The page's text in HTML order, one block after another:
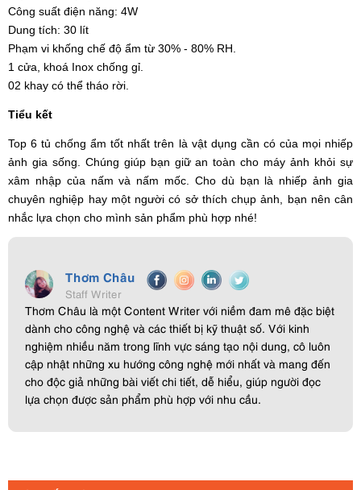
Công suất điện năng: 4W
Dung tích: 30 lít
Phạm vi khống chế độ ẩm từ 30% - 80% RH.
1 cửa, khoá Inox chống gỉ.
02 khay có thể tháo rời.
Tiểu kết
Top 6 tủ chống ẩm tốt nhất trên là vật dụng cần có của mọi nhiếp
ảnh gia sống. Chúng giúp bạn giữ an toàn cho máy ảnh khỏi sự
xâm nhập của nấm và nấm mốc. Cho dù bạn là nhiếp ảnh gia
chuyên nghiệp hay một người có sở thích chụp ảnh, bạn nên cân
nhắc lựa chọn cho mình sản phẩm phù hợp nhé!
Thơm Châu
Staff Writer
Thơm Châu là một Content Writer với niềm đam mê đặc biệt
dành cho công nghệ và các thiết bị kỹ thuật số. Với kinh
nghiệm nhiều năm trong lĩnh vực sáng tạo nội dung, cô luôn
cập nhật những xu hướng công nghệ mới nhất và mang đến
cho độc giả những bài viết chi tiết, dễ hiểu, giúp người đọc
lựa chọn được sản phẩm phù hợp với nhu cầu.